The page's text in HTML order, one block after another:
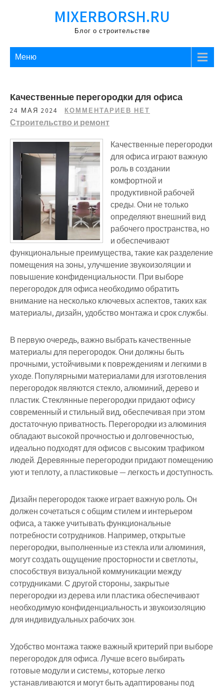
MIXERBORSH.RU
Блог о строительстве
Меню
Качественные перегородки для офиса
24 МАЯ 2024 КОММЕНТАРИЕВ НЕТ
Строительство и ремонт
Качественные перегородки
для офиса играют важную
роль в создании
комфортной и
продуктивной рабочей
среды. Они не только
определяют внешний вид
рабочего пространства, но
и обеспечивают
функциональные преимущества, такие как разделение
помещения на зоны, улучшение звукоизоляции и
повышение конфиденциальности. При выборе
перегородок для офиса необходимо обратить
внимание на несколько ключевых аспектов, таких как
материалы, дизайн, удобство монтажа и срок службы.
В первую очередь, важно выбрать качественные
материалы для перегородок. Они должны быть
прочными, устойчивыми к повреждениям и легкими в
уходе. Популярными материалами для изготовления
перегородок являются стекло, алюминий, дерево и
пластик. Стеклянные перегородки придают офису
современный и стильный вид, обеспечивая при этом
достаточную приватность. Перегородки из алюминия
обладают высокой прочностью и долговечностью,
идеально подходят для офисов с высоким трафиком
людей. Деревянные перегородки придают помещению
уют и теплоту, а пластиковые — легкость и доступность.
Дизайн перегородок также играет важную роль. Он
должен сочетаться с общим стилем и интерьером
офиса, а также учитывать функциональные
потребности сотрудников. Например, открытые
перегородки, выполненные из стекла или алюминия,
могут создать ощущение просторности и светлоты,
способствуя визуальной коммуникации между
сотрудниками. С другой стороны, закрытые
перегородки из дерева или пластика обеспечивают
необходимую конфиденциальность и звукоизоляцию
для индивидуальных рабочих зон.
Удобство монтажа также важный критерий при выборе
перегородок для офиса. Лучше всего выбирать
готовые модули и системы, которые легко
устанавливаются и могут быть адаптированы под